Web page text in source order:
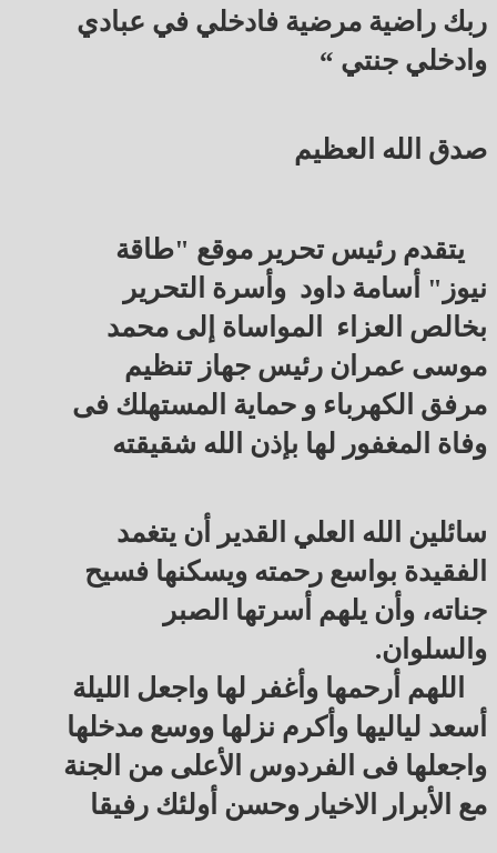
ربك راضية مرضية فادخلي في عبادي
وادخلي جنتي “
صدق الله العظيم
يتقدم رئيس تحرير موقع "طاقة
نيوز" أسامة داود وأسرة التحرير
بخالص العزاء المواساة إلى محمد
موسى عمران رئيس جهاز تنظيم
مرفق الكهرباء و حماية المستهلك فى
وفاة المغفور لها بإذن الله شقيقته
سائلين الله العلي القدير أن يتغمد
الفقيدة بواسع رحمته ويسكنها فسيح
جناته، وأن يلهم أسرتها الصبر
والسلوان.
اللهم أرحمها وأغفر لها واجعل الليلة
أسعد لياليها وأكرم نزلها ووسع مدخلها
واجعلها فى الفردوس الأعلى من الجنة
مع الأبرار الاخيار وحسن أولئك رفيقا